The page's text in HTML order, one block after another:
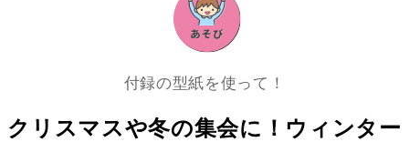
付録の型紙を使って！
クリスマスや冬の集会に！ウィンター